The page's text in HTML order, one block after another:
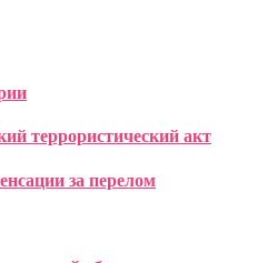
террористический акт
за перелом